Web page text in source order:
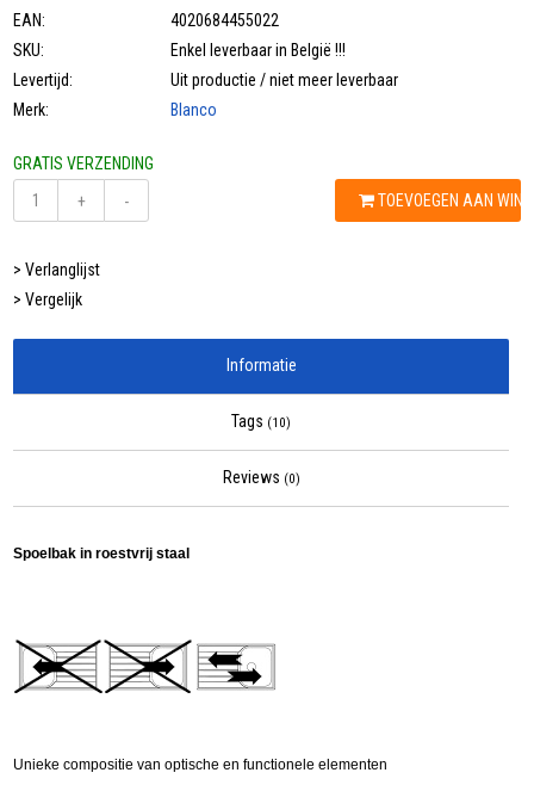
EAN:
4020684455022
SKU:
Enkel leverbaar in België !!!
Levertijd:
Uit productie / niet meer leverbaar
Merk:
Blanco
GRATIS VERZENDING
+
- TOEVOEGEN AAN
> Verlanglijst
> Vergelijk
Informatie
Tags (10)
Reviews (0)
Spoelbak in roestvrij staal
Unieke compositie van optische en functionele elementen